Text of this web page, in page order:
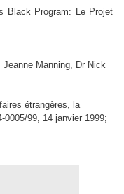
Black Program: Le Projet
Manning, Dr Nick
étrangères, la
0005/99, 14 janvier 1999;